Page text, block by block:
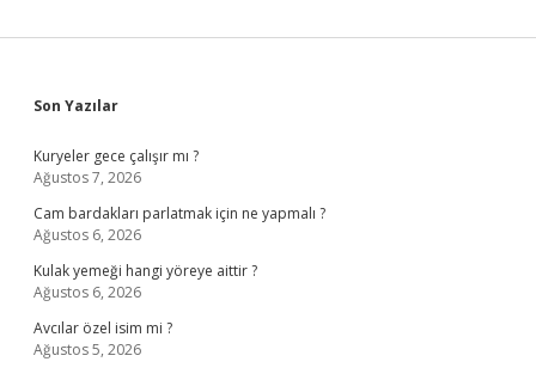
Sidebar
Son Yazılar
Kuryeler gece çalışır mı ?
Ağustos 7, 2026
Cam bardakları parlatmak için ne yapmalı ?
Ağustos 6, 2026
Kulak yemeği hangi yöreye aittir ?
Ağustos 6, 2026
Avcılar özel isim mi ?
Ağustos 5, 2026